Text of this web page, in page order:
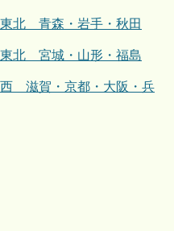
北 青森・岩手・秋田
北 宮城・山形・福島
滋賀・京都・大阪・兵